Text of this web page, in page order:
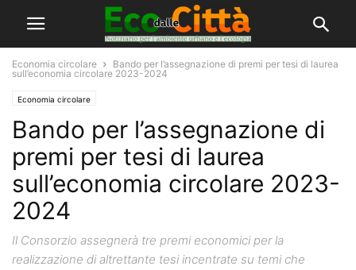
Economia circolare
Bando per l’assegnazione di premi per tesi di laurea
sull’economia circolare 2023-2024
Economia circolare
Bando per l’assegnazione di
premi per tesi di laurea
sull’economia circolare 2023-
2024
Il Consorzio assegnerà tre premi economici per la
realizzazione di altrettante tesi incentrate su temi che